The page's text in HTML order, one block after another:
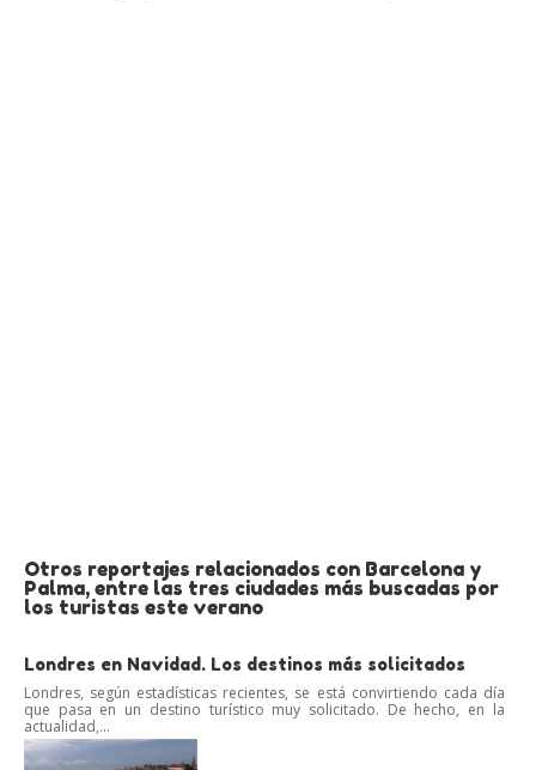
Otros reportajes relacionados con Barcelona y
Palma, entre las tres ciudades más buscadas por
los turistas este verano
Londres en Navidad. Los destinos más solicitados
Londres, según estadísticas recientes, se está convirtiendo cada día
que pasa en un destino turístico muy solicitado. De hecho, en la
actualidad,...